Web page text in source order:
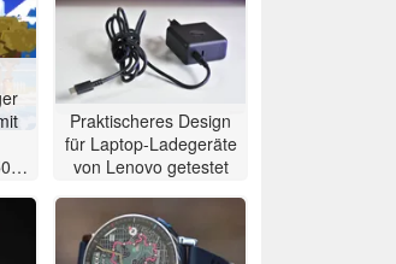
Praktischeres Design
für Laptop-Ladegeräte
von Lenovo getestet